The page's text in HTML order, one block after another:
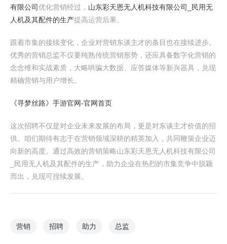
有限公司优化营销经过， 山东彩天恩无人机科技有限公司_民用无
人机及其配件的生产提高运营后果。
跟着市集的接续变化，企业对营销东谈主才的条目也在接续进步。
优秀的营销总监不仅要纯熟传统营销形势，还应具备数字化营销的
念念维和实战素质，大略哄骗大数据、应答媒体等新兴器具，兑现
精确营销与用户增长。
《寻梦丝路》手游官网-官网首页
这次招聘不仅是对企业未来发展的布局，更是对东谈主才价值的招
供。咱们期待有志于在营销领域深耕的精英加入，共同鞭策企业迈
向新的高度。通过高效的营销策略山东彩天恩无人机科技有限公司
_民用无人机及其配件的生产，助力企业在热烈的市集竞争中脱颖
而出，兑现可捏续发展。
营销 招聘 助力 总监